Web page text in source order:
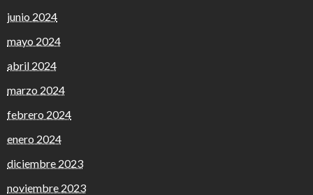
junio 2024
mayo 2024
abril 2024
marzo 2024
febrero 2024
enero 2024
diciembre 2023
noviembre 2023